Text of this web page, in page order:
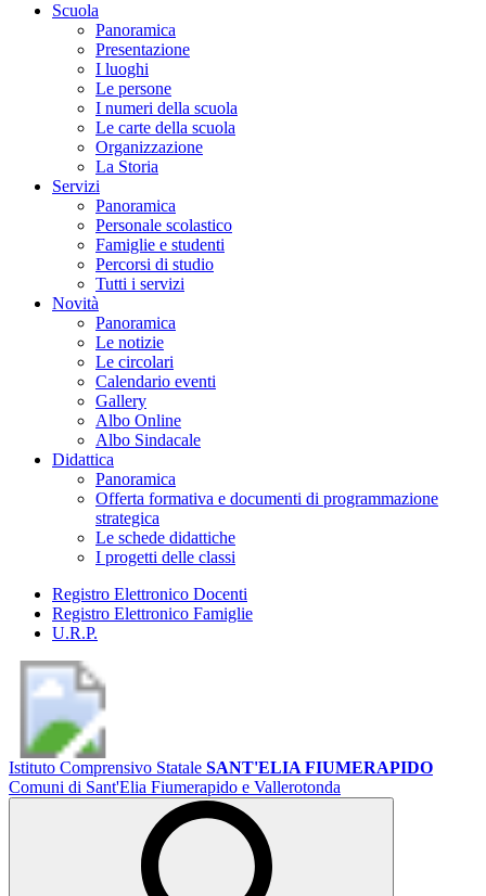
Scuola
Panoramica
Presentazione
I luoghi
Le persone
I numeri della scuola
Le carte della scuola
Organizzazione
La Storia
Servizi
Panoramica
Personale scolastico
Famiglie e studenti
Percorsi di studio
Tutti i servizi
Novità
Panoramica
Le notizie
Le circolari
Calendario eventi
Gallery
Albo Online
Albo Sindacale
Didattica
Panoramica
Offerta formativa e documenti di programmazione
strategica
Le schede didattiche
I progetti delle classi
Registro Elettronico Docenti
Registro Elettronico Famiglie
U.R.P.
Istituto Comprensivo Statale SANT'ELIA FIUMERAPIDO
Comuni di Sant'Elia Fiumerapido e Vallerotonda